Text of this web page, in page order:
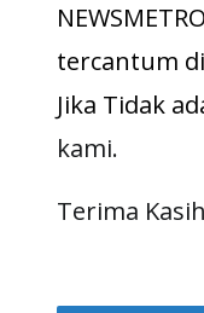
tercantum
Jika Tidak
kami.
Terima